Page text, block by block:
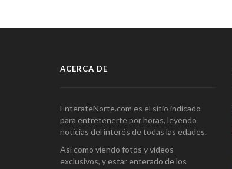
ACERCA DE
EnterateNorte.com es el sitio indicado
para entretenerte por horas, leyendo
noticias del interés de todas las edades.
Así como viendo fotos y videos
exclusivos, y estar enterado de los